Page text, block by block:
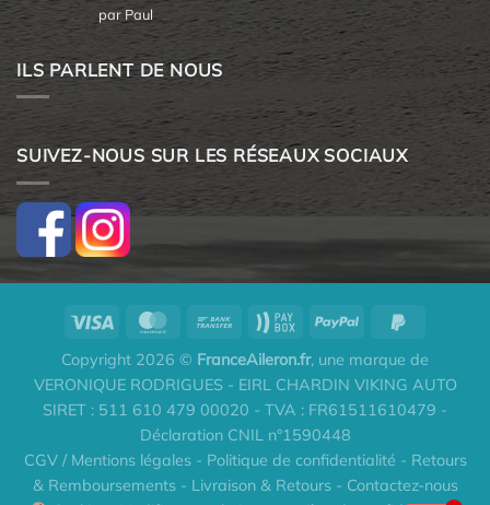
Note5sur
5
par Paul
ILS PARLENT DE NOUS
SUIVEZ-NOUS SUR LES RÉSEAUX SOCIAUX
Copyright 2026 © FranceAileron.fr, une marque de
VERONIQUE RODRIGUES - EIRL CHARDIN VIKING AUTO
SIRET : 511 610 479 00020 - TVA : FR61511610479 -
Déclaration CNIL n°1590448
CGV / Mentions légales- Politique de confidentialité - Retours
& Remboursements- Livraison & Retours- Contactez-nous